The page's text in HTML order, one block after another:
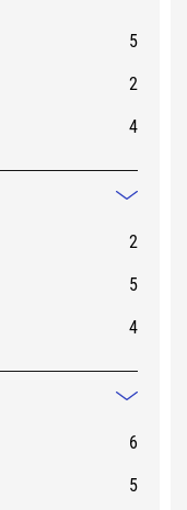
5
2
4
Mindre
2
5
4
Mindre
6
5